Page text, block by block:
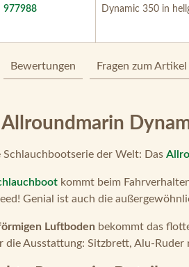
977988 Dynamic 350 in
Bewertungen Fragen zum Artikel
Schlauchbootserie der Welt: Das
kommt beim
Genial ist auch die
Luftboden bekommt das
die Ausstattung: Sitzbrett, Alu-